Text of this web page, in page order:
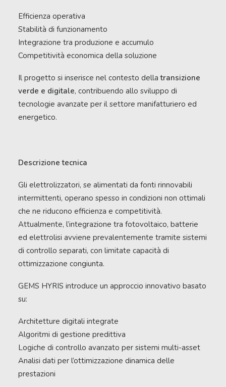
Efficienza operativa
Stabilità di funzionamento
Integrazione tra produzione e accumulo
Competitività economica della soluzione
Il progetto si inserisce nel contesto dellatransizione
verde e digitale, contribuendo allo sviluppo di
tecnologie avanzate per il settore manifatturiero ed
energetico.
Descrizione tecnica
Gli elettrolizzatori, se alimentati da fonti rinnovabili
intermittenti, operano spesso in condizioni non ottimali
che ne riducono efficienza e competitività.
Attualmente, l’integrazione tra fotovoltaico, batterie
ed elettrolisi avviene prevalentemente tramite sistemi
di controllo separati, con limitate capacità di
ottimizzazione congiunta.
GEMS HYRIS introduce un approccio innovativo basato
su:
Architetture digitali integrate
Algoritmi di gestione predittiva
Logiche di controllo avanzato per sistemi multi-asset
Analisi dati per l’ottimizzazione dinamica delle
prestazioni